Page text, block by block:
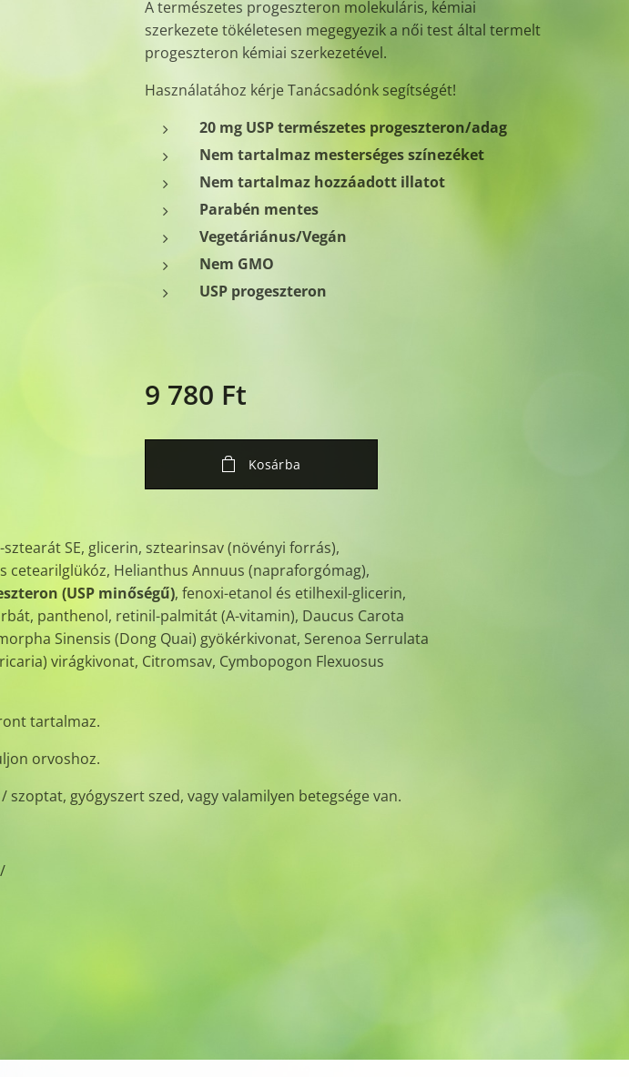
A természetes progeszteron molekuláris, kémiai
szerkezete tökéletesen megegyezik a női test által termelt
progeszteron kémiai szerkezetével.
Használatához kérje Tanácsadónk segítségét!
20 mg USP természetes progeszteron/adag
Nem tartalmaz mesterséges színezéket
Nem tartalmaz hozzáadott illatot
Parabén mentes
Vegetáriánus/Vegán
Nem GMO
USP progeszteron
9 780 Ft
Kosárba
SE, glicerin, sztearinsav (növényi forrás),
Helianthus Annuus (napraforgómag),
(USP minőségű), fenoxi-etanol és etilhexil-glicerin,
panthenol, retinil-palmitát (A-vitamin), Daucus Carota
Sinensis (Dong Quai) gyökérkivonat, Serenoa Serrulata
virágkivonat, Citromsav, Cymbopogon Flexuosus
tartalmaz.
orvoshoz.
gyógyszert szed, vagy valamilyen betegsége van.